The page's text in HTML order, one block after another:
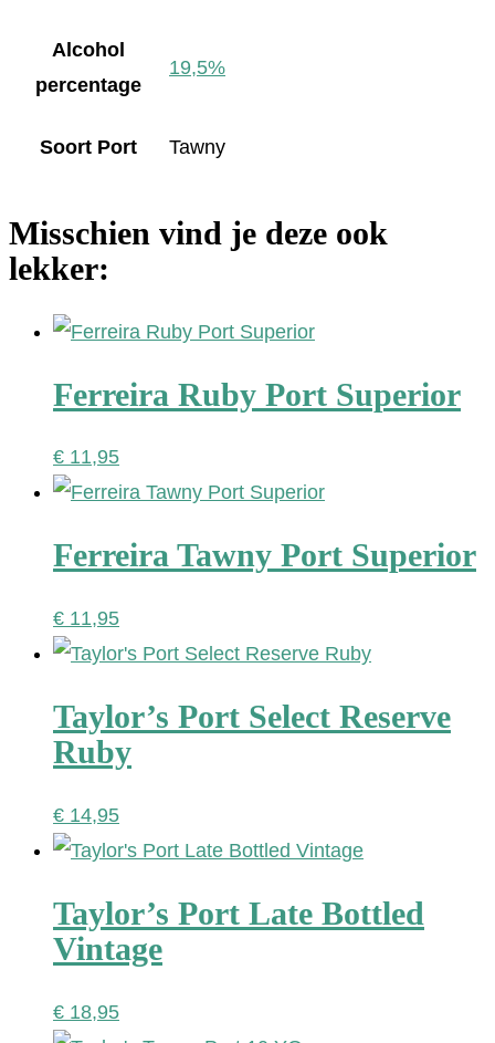
Alcohol
percentage
19,5%
Soort Port Tawny
Misschien vind je deze ook
lekker:
Ferreira Ruby Port Superior
€ 11,95
Ferreira Tawny Port Superior
€ 11,95
Taylor’s Port Select Reserve
Ruby
€ 14,95
Taylor’s Port Late Bottled
Vintage
€ 18,95